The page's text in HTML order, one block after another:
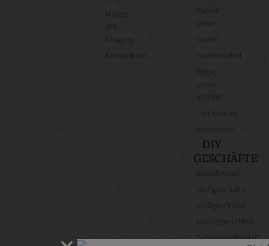
Manos
Uruguay
Nomadnoss
Deko
Garten
Gartenmöbel
Regal
Heimwerken
DIY
GESCHÄFTE
Bastelbedarf
Stoffgeschäfte
Wollgeschäfte
Handgemachtes
Schneidereibedarf